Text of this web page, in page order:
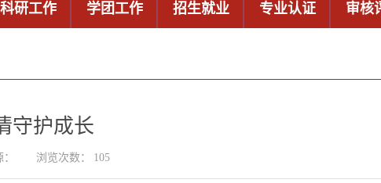
科研工作 学团工作 招生就业 专业认证 审核
守护成长
浏览次数： 105